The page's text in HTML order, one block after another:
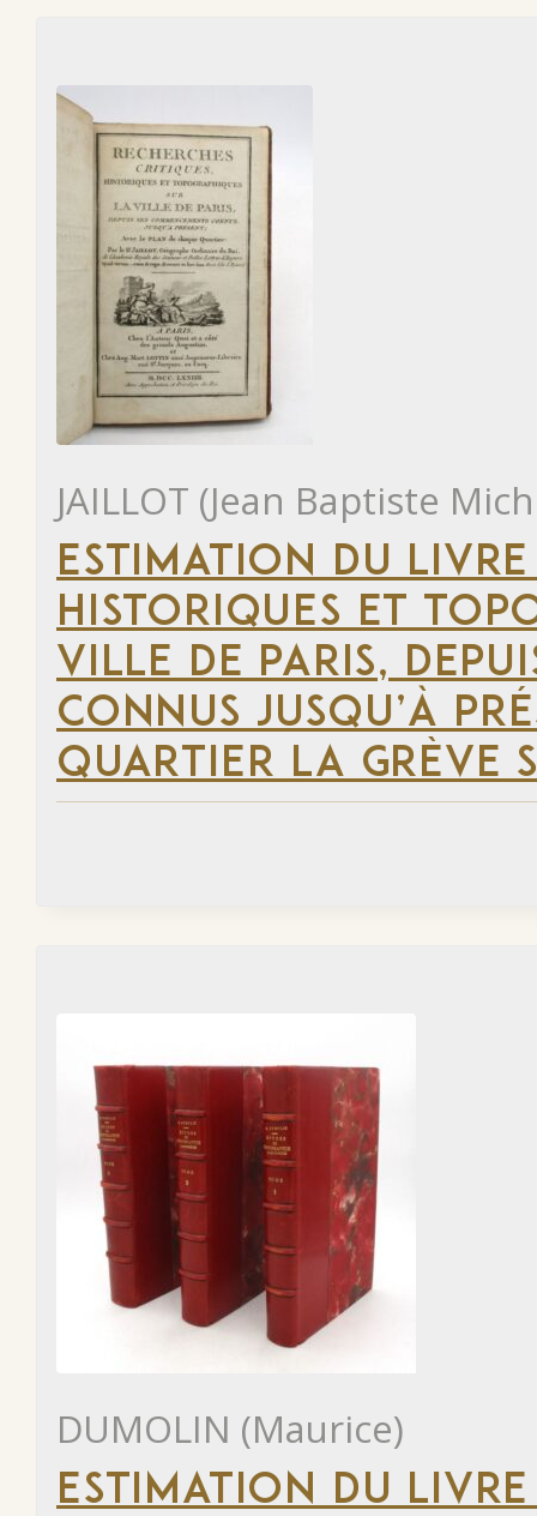
JAILLOT (Jean Baptiste
ESTIMATION DU
HISTORIQUES ET
VILLE DE PARIS,
CONNUS JUSQU’À
QUARTIER LA GRÈVE
DUMOLIN (Maurice)
ESTIMATION DU